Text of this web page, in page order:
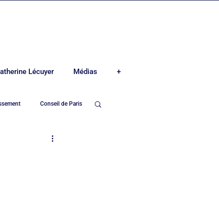
Lécuyer Médias +
Conseil de Paris